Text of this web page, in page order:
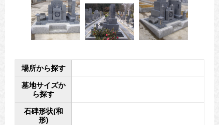
場所から探す
墓地サイズか
ら探す
石碑形状(和
形)